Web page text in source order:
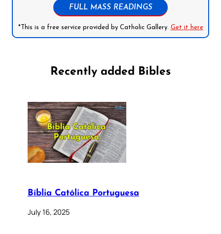
FULL MASS READINGS
*This is a free service provided by Catholic Gallery. Get it here
Recently added Bibles
Bíblia Católica Portuguesa
July 16, 2025